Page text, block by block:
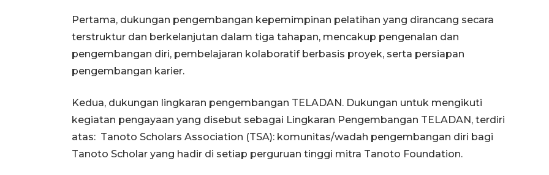
Pertama, dukungan pengembangan kepemimpinan pelatihan yang dirancang secara
terstruktur dan berkelanjutan dalam tiga tahapan, mencakup pengenalan dan
pengembangan diri, pembelajaran kolaboratif berbasis proyek, serta persiapan
pengembangan karier.
Kedua, dukungan lingkaran pengembangan TELADAN. Dukungan untuk mengikuti
kegiatan pengayaan yang disebut sebagai Lingkaran Pengembangan TELADAN, terdiri
atas: Tanoto Scholars Association (TSA): komunitas/wadah pengembangan diri bagi
Tanoto Scholar yang hadir di setiap perguruan tinggi mitra Tanoto Foundation.
Awas penipuan berbasis AI
2026-08-07 13:45:00